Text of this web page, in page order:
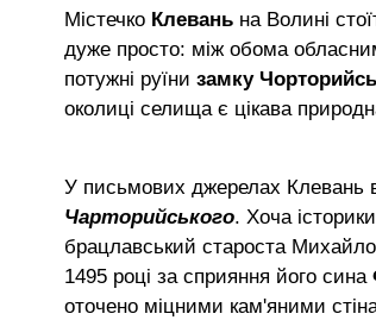
Містечко Клевань на Волині
дуже просто: між обома
потужні руїни замку
околиці селища є цікава
У письмових джерелах Клевань
Чарторийського. Хоча
брацлавський староста
1495 році за сприяння його сина
оточено міцними кам'яними